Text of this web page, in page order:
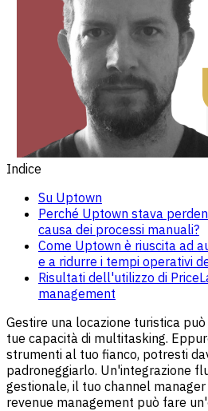
Indice
Su Uptown
Perché Uptown stava
causa dei processi manuali?
Come Uptown è riuscita ad
e a ridurre i tempi operativi
Risultati dell'utilizzo di
management
Gestire una locazione turistica
tue capacità di multitasking.
strumenti al tuo fianco, potresti
padroneggiarlo. Un'integrazione
gestionale, il tuo channel
revenue management può fare